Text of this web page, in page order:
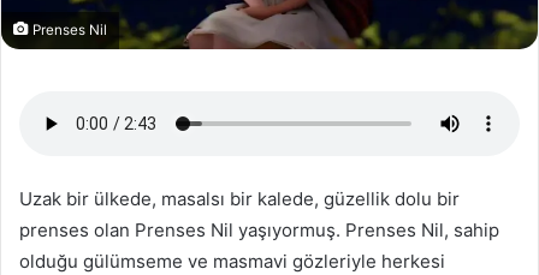
Prenses Nil
Uzak bir ülkede, masalsı bir kalede, güzellik dolu bir
prenses olan Prenses Nil yaşıyormuş. Prenses Nil, sahip
olduğu gülümseme ve masmavi gözleriyle herkesi